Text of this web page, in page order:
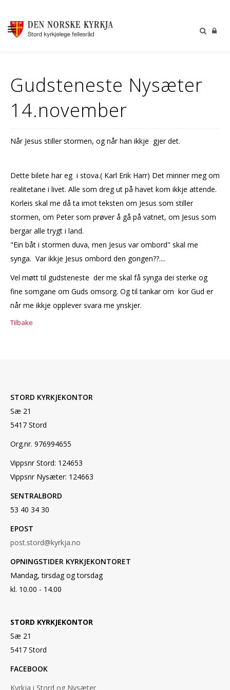
GUDSTENESTER
DÅP VIGSEL GRAVFERD
SOKNERÅDA
GI EI GÅVE
Gudsteneste Nysæter
14.november
Når Jesus stiller stormen, og når han ikkje gjer det.
Dette bilete har eg i stova.( Karl Erik Harr) Det minner meg om
realitetane i livet. Alle som dreg ut på havet kom ikkje attende.
Korleis skal me då ta imot teksten om Jesus som stiller
stormen, om Peter som prøver å gå på vatnet, om Jesus som
bergar alle trygt i land.
"Ein båt i stormen duva, men Jesus var ombord" skal me
synga. Var ikkje Jesus ombord den gongen??....
Vel møtt til gudsteneste der me skal få synga dei sterke og
fine somgane om Guds omsorg. Og til tankar om kor Gud er
når me ikkje opplever svara me ynskjer.
Tilbake
STORD KYRKJEKONTOR
Sæ 21
5417 Stord
Org.nr. 976994655
Vippsnr Stord: 124653
Vippsnr Nysæter: 124663
SENTRALBORD
53 40 34 30
EPOST
post.stord@kyrkja.no
OPNINGSTIDER KYRKJEKONTORET
Mandag, tirsdag og torsdag
kl. 10.00 - 14.00
STORD KYRKJEKONTOR
Sæ 21
5417 Stord
FACEBOOK
Kyrkja i Stord og Nysæter